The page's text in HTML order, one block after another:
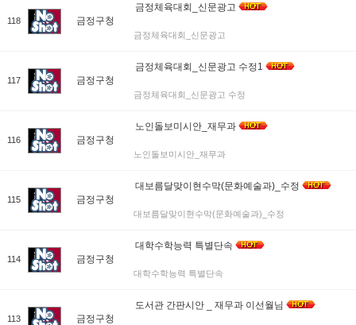
118 금정구청
금정체육대회_신문광고
금정체육대회_신문광고
117 금정구청
금정체육대회_신문광고 수정1
금정체육대회_신문광고 수정
116 금정구청
노인돌보미시안_재무과
노인돌보미시안_재무과
115 금정구청
대보름달맞이현수막(문화예술과)_수정
대보름달맞이현수막(문화예술과)_수정
114 금정구청
대학수학능력 특별단속
대학수학능력 특별단속
113 금정구청
도서관 간판시안 _ 재무과 이선월님